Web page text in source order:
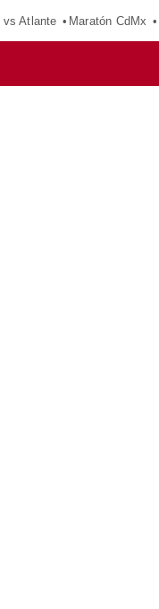
vs Atlante Maratón CdMx